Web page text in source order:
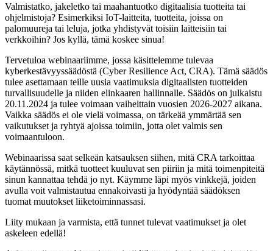
Valmistatko, jakeletko tai maahantuotko digitaalisia tuotteita tai
ohjelmistoja? Esimerkiksi IoT-laitteita, tuotteita, joissa on
palomuureja tai leluja, jotka yhdistyvät toisiin laitteisiin tai
verkkoihin? Jos kyllä, tämä koskee sinua!
Tervetuloa webinaariimme, jossa käsittelemme tulevaa
kyberkestävyyssäädöstä (Cyber Resilience Act, CRA). Tämä säädös
tulee asettamaan teille uusia vaatimuksia digitaalisten tuotteiden
turvallisuudelle ja niiden elinkaaren hallinnalle. Säädös on julkaistu
20.11.2024 ja tulee voimaan vaiheittain vuosien 2026-2027 aikana.
Vaikka säädös ei ole vielä voimassa, on tärkeää ymmärtää sen
vaikutukset ja ryhtyä ajoissa toimiin, jotta olet valmis sen
voimaantuloon.
Webinaarissa saat selkeän katsauksen siihen, mitä CRA tarkoittaa
käytännössä, mitkä tuotteet kuuluvat sen piiriin ja mitä toimenpiteitä
sinun kannattaa tehdä jo nyt. Käymme läpi myös vinkkejä, joiden
avulla voit valmistautua ennakoivasti ja hyödyntää säädöksen
tuomat muutokset liiketoiminnassasi.
Liity mukaan ja varmista, että tunnet tulevat vaatimukset ja olet
askeleen edellä!